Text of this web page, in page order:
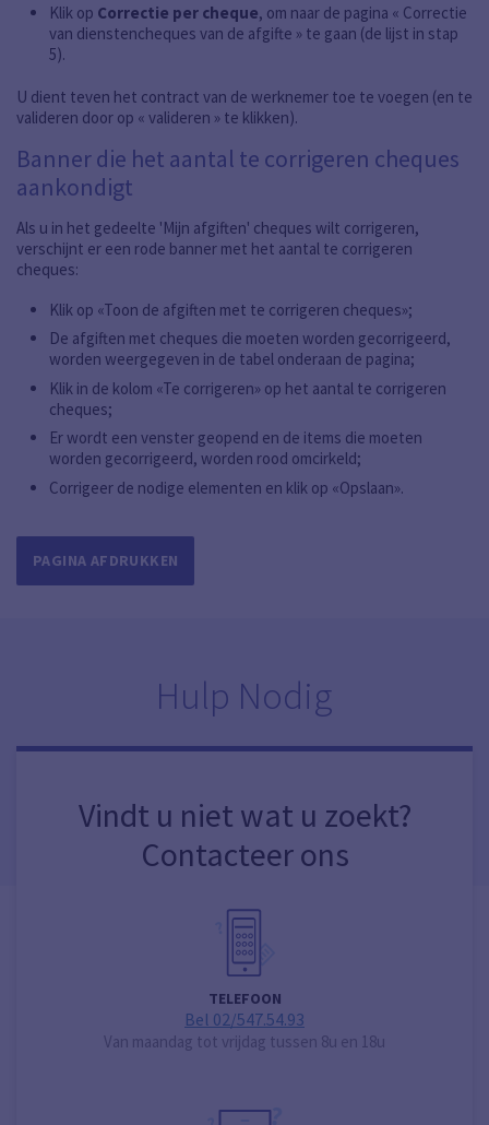
Klik op Correctie per cheque, om naar de pagina « Correctie
van dienstencheques van de afgifte » te gaan (de lijst in stap
5).
U dient teven het contract van de werknemer toe te voegen (en te
valideren door op « valideren » te klikken).
Banner die het aantal te corrigeren cheques
aankondigt
Als u in het gedeelte 'Mijn afgiften' cheques wilt corrigeren,
verschijnt er een rode banner met het aantal te corrigeren
cheques:
Klik op «Toon de afgiften met te corrigeren cheques»;
De afgiften met cheques die moeten worden gecorrigeerd,
worden weergegeven in de tabel onderaan de pagina;
Klik in de kolom «Te corrigeren» op het aantal te corrigeren
cheques;
Er wordt een venster geopend en de items die moeten
worden gecorrigeerd, worden rood omcirkeld;
Corrigeer de nodige elementen en klik op «Opslaan».
PAGINA AFDRUKKEN
Hulp Nodig
Vindt u niet wat u zoekt?
Contacteer ons
TELEFOON
Bel 02/547.54.93
Van maandag tot vrijdag tussen 8u en 18u